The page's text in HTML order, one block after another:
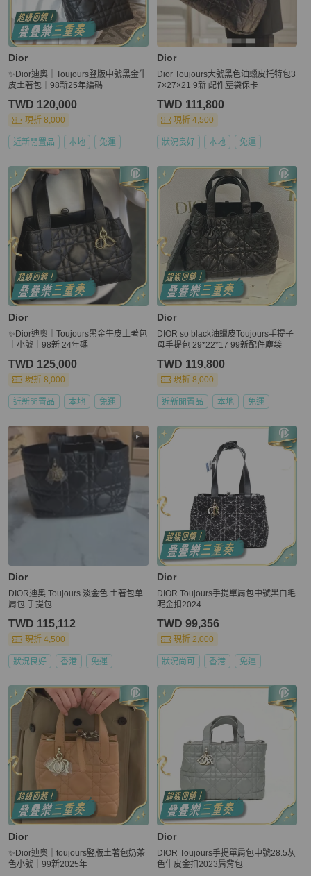
Dior
✨Dior迪奧｜Toujours竪版中號黑金牛
皮土著包｜98新25年編碼
TWD 120,000
現折 8,000
近新閒置品 本地 免運
Dior
Dior Toujours大號黑色油蠟皮托特包3
7×27×21 9新 配件塵袋保卡
TWD 111,800
現折 4,500
狀況良好 本地 免運
Dior
✨Dior迪奧｜Toujours黑金牛皮土著包
｜小號｜98新 24年碼
TWD 125,000
現折 8,000
近新閒置品 本地 免運
Dior
DIOR so black油蠟皮Toujours手提子
母手提包 29*22*17 99新配件塵袋
TWD 119,800
現折 8,000
近新閒置品 本地 免運
Dior
DIOR迪奥 Toujours 淡金色 土著包单
肩包 手提包
TWD 115,112
現折 4,500
狀況良好 香港 免運
Dior
DIOR Toujours手提單肩包中號黑白毛
呢金扣2024
TWD 99,356
現折 2,000
狀況尚可 香港 免運
Dior
✨Dior迪奧｜toujours竪版土著包奶茶
色小號｜99新2025年
Dior
DIOR Toujours手提單肩包中號28.5灰
色牛皮金扣2023肩背包